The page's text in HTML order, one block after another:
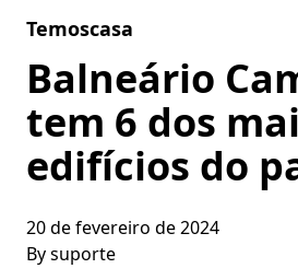
Temoscasa
Balneário
tem 6 dos
edifícios do
20 de fevereiro de 2024
Bysuporte